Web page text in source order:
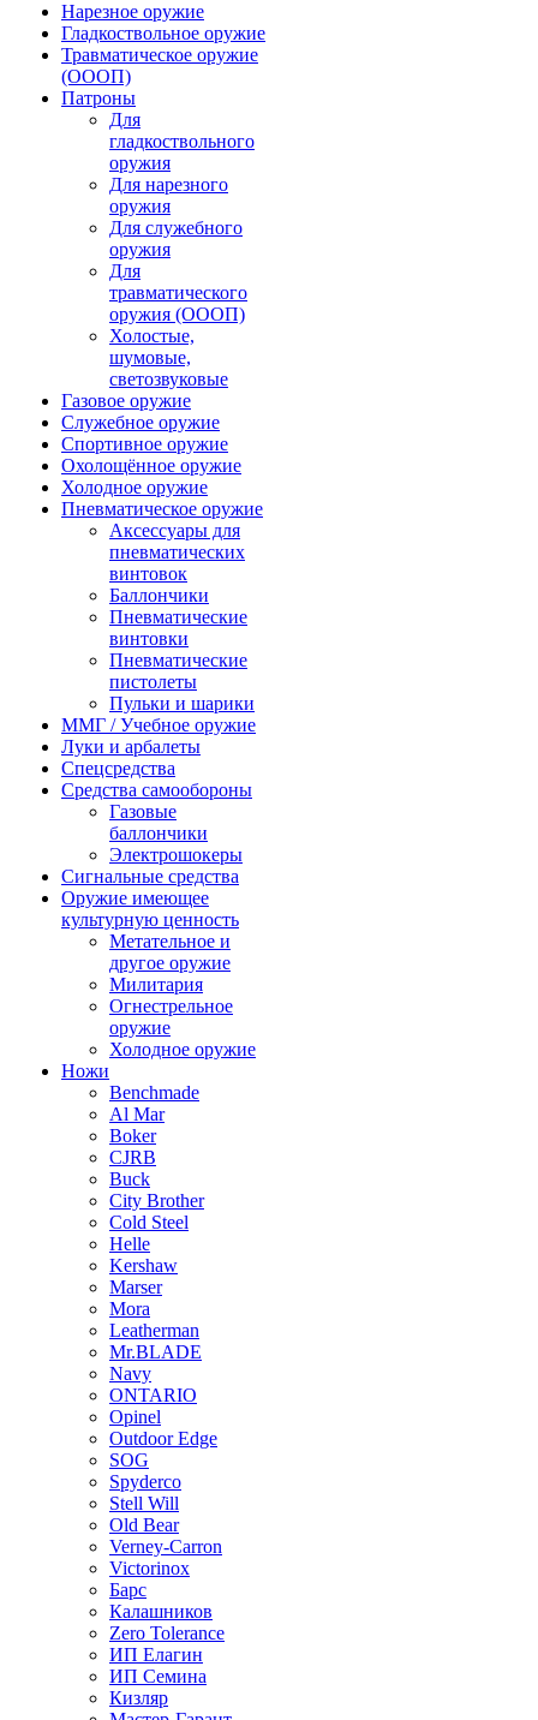
Нарезное оружие
Гладкоствольное оружие
Травматическое оружие
(ОООП)
Патроны
Для
гладкоствольного
оружия
Для нарезного
оружия
Для служебного
оружия
Для
травматического
оружия (ОООП)
Холостые,
шумовые,
светозвуковые
Газовое оружие
Служебное оружие
Спортивное оружие
Охолощённое оружие
Холодное оружие
Пневматическое оружие
Аксессуары для
пневматических
винтовок
Баллончики
Пневматические
винтовки
Пневматические
пистолеты
Пульки и шарики
ММГ / Учебное оружие
Луки и арбалеты
Спецсредства
Средства самообороны
Газовые
баллончики
Электрошокеры
Сигнальные средства
Оружие имеющее
культурную ценность
Метательное и
другое оружие
Милитария
Огнестрельное
оружие
Холодное оружие
Ножи
Benchmade
Al Mar
Boker
CJRB
Buck
City Brother
Cold Steel
Helle
Kershaw
Marser
Mora
Leatherman
Mr.BLADE
Navy
ONTARIO
Opinel
Outdoor Edge
SOG
Spyderco
Stell Will
Old Bear
Verney-Carron
Victorinox
Барс
Калашников
Zero Tolerance
ИП Елагин
ИП Семина
Кизляр